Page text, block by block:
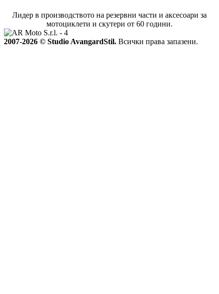
Лидер в производството на резервни части и аксесоари за
мотоциклети и скутери от 60 години.
2007-2026 © Studio AvangardStil. Всички права запазени.